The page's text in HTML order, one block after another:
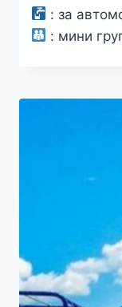
: за
: мини